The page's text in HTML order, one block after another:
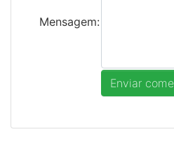
Mensagem: